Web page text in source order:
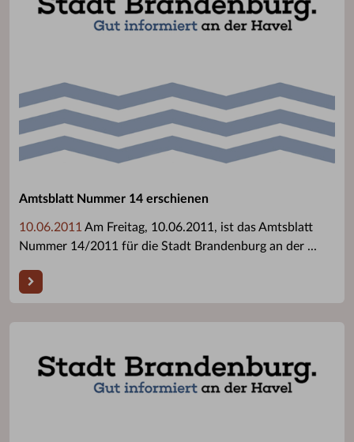
Amtsblatt Nummer 14 erschienen
10.06.2011 Am Freitag, 10.06.2011, ist das Amtsblatt
Nummer 14/2011 für die Stadt Brandenburg an der ...